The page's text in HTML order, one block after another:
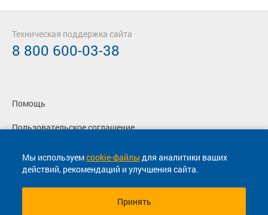
Мы используемcookie-файлы для аналитики ваших
действий, рекомендаций и улучшения сайта.
Принять
Помощь
Пользовательское соглашение
Политика конфиденциальности
Согласие на маркетинговые сообщения
Техническая поддержка сайта
8 800 600-03-38
© 2013-2026, ООО "Капитал"- Онлайн сервис продажи